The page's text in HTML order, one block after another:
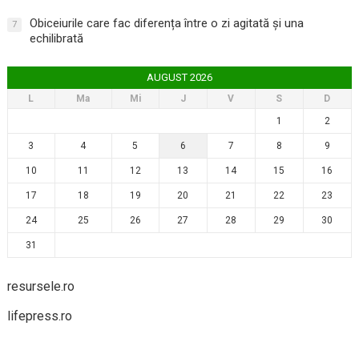
7
Obiceiurile care fac diferența între o zi agitată și una
echilibrată
AUGUST 2026
L Ma Mi J V S
D
1
2
3 4 5 6 7 8 9
10 11 12 13 14 15 16
17 18 19 20 21 22 23
24 25 26 27 28 29 30
31
resursele.ro
lifepress.ro